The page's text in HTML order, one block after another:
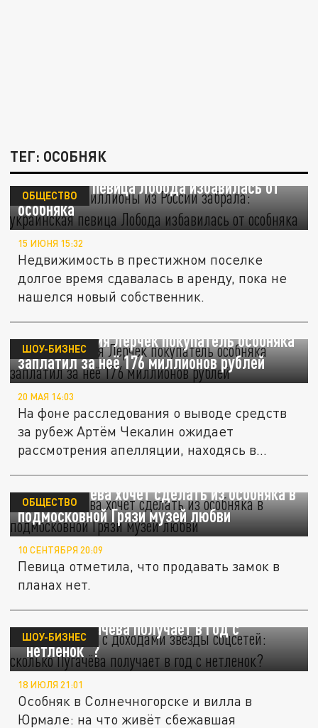
ТЕГ: ОСОБНЯК
Уехала, но миллионы из России забрала:
украинская певица Лобода избавилась от
особняка
ОБЩЕСТВО
15 ИЮНЯ 15:32
Недвижимость в престижном поселке
долгое время сдавалась в аренду, пока не
нашелся новый собственник.
Ради спасения Лерчек покупатель особняка
заплатил за неё 176 миллионов рублей
ШОУ-БИЗНЕС
20 МАЯ 14:03
На фоне расследования о выводе средств
за рубеж Артём Чекалин ожидает
рассмотрения апелляции, находясь в
Алла Пугачёва хочет сделать из особняка в
подмосковной Грязи музей любви
ОБЩЕСТВО
10 СЕНТЯБРЯ 20:09
Певица отметила, что продавать замок в
планах нет.
На пенсии, но с доходами звезды соцсетей:
сколько Пугачёва получает в год с
"нетленок"?
ШОУ-БИЗНЕС
18 ИЮЛЯ 21:01
Особняк в Солнечногорске и вилла в
Юрмале: на что живёт сбежавшая